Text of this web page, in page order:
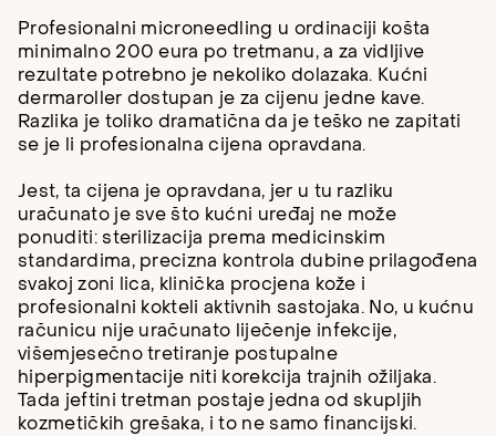
Profesionalni microneedling u ordinaciji košta
minimalno 200 eura po tretmanu, a za vidljive
rezultate potrebno je nekoliko dolazaka. Kućni
dermaroller dostupan je za cijenu jedne kave.
Razlika je toliko dramatična da je teško ne zapitati
se je li profesionalna cijena opravdana.
Jest, ta cijena je opravdana, jer u tu razliku
uračunato je sve što kućni uređaj ne može
ponuditi: sterilizacija prema medicinskim
standardima, precizna kontrola dubine prilagođena
svakoj zoni lica, klinička procjena kože i
profesionalni kokteli aktivnih sastojaka. No, u kućnu
računicu nije uračunato liječenje infekcije,
višemjesečno tretiranje postupalne
hiperpigmentacije niti korekcija trajnih ožiljaka.
Tada jeftini tretman postaje jedna od skupljih
kozmetičkih grešaka, i to ne samo financijski.